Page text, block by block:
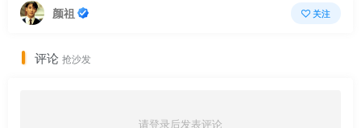
颜祖 关注
评论 抢沙发
请登录后发表评论